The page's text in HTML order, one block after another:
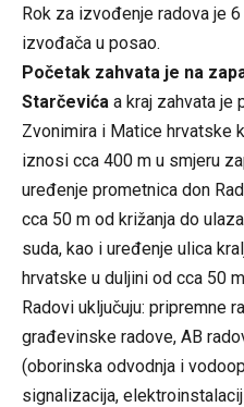
Rok za izvođenje radova je
izvođača u posao.
Početak zahvata je na
Starčevića a kraj zahvata je
Zvonimira i Matice hrvatske
iznosi cca 400 m u smjeru
uređenje prometnica don
cca 50 m od križanja do
suda, kao i uređenje ulica
hrvatske u duljini od cca 50
Radovi uključuju: pripremne
građevinske radove, AB
(oborinska odvodnja i
signalizacija,